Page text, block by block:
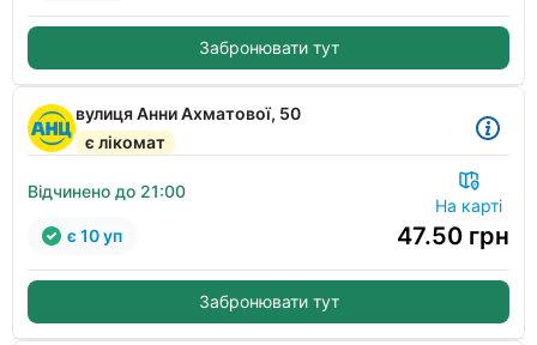
Забронювати тут
вулиця Анни Ахматової, 50
є лікомат
Відчинено до 21:00
На карті
47.50 грн
є 10 уп
Забронювати тут